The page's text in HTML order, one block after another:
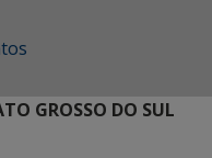
GROSSO DO SUL